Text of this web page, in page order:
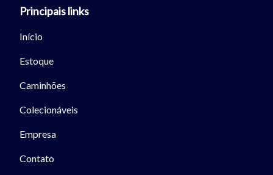
Principais links
Início
Estoque
Caminhões
Colecionáveis
Empresa
Contato